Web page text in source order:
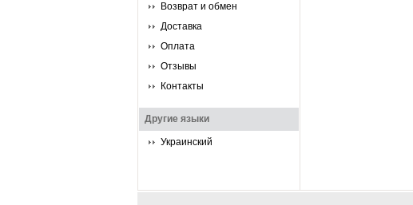
Возврат и обмен
Доставка
Оплата
Отзывы
Контакты
Другие языки
Украинский